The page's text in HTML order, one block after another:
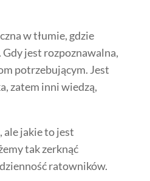
w tłumie, gdzie
Gdy jest rozpoznawalna,
potrzebującym. Jest
zatem inni wiedzą,
jakie to jest
tak zerknąć
ratowników.